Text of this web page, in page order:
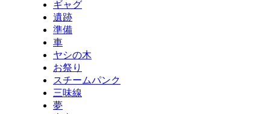
ギャグ
遺跡
準備
車
ヤシの木
お祭り
スチームパンク
三味線
夢